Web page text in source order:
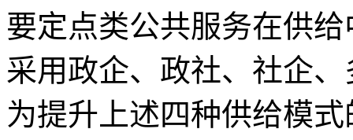
要定点类公共服务在供
采用政企、政社、社企
为提升上述四种供给模